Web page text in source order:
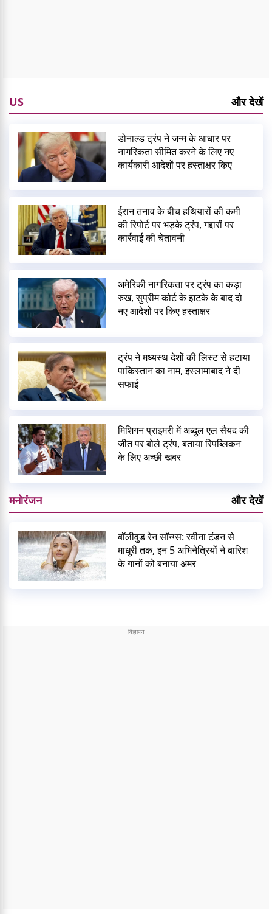
US और देखें
डोनाल्ड ट्रंप ने जन्म के आधार पर
नागरिकता सीमित करने के लिए नए
कार्यकारी आदेशों पर हस्ताक्षर किए
ईरान तनाव के बीच हथियारों की कमी
की रिपोर्ट पर भड़के ट्रंप, गद्दारों पर
कार्रवाई की चेतावनी
अमेरिकी नागरिकता पर ट्रंप का कड़ा
रुख, सुप्रीम कोर्ट के झटके के बाद दो
नए आदेशों पर किए हस्ताक्षर
ट्रंप ने मध्यस्थ देशों की लिस्ट से हटाया
पाकिस्तान का नाम, इस्लामाबाद ने दी
सफाई
मिशिगन प्राइमरी में अब्दुल एल सैयद की
जीत पर बोले ट्रंप, बताया रिपब्लिकन
के लिए अच्छी खबर
मनोरंजन और देखें
बॉलीवुड रेन सॉन्ग्स: रवीना टंडन से
माधुरी तक, इन 5 अभिनेत्रियों ने बारिश
के गानों को बनाया अमर